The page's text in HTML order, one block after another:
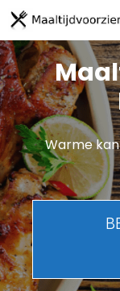
Spring
naar
inhoud
Warme